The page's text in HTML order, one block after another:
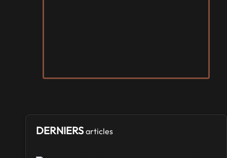
Arcadia GeekFest 2026
SALONS & CONVENTIONS GEEKS
Ponta Geek 2026
DERNIERS articles